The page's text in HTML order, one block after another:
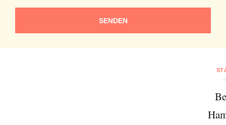
SENDEN